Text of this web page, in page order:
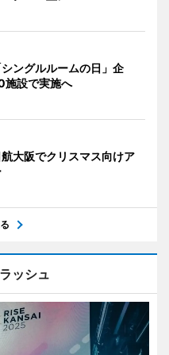
ングルルームの日」企
設で実施へ
大阪でクリスマス向けア
ッシュ